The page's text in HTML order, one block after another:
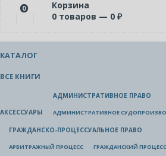
0
Корзина
0 товаров — 0 ₽
КАТАЛОГ
ВСЕ КНИГИ
АКСЕССУАРЫ
АДМИНИСТРАТИВНОЕ ПРАВО
АДМИНИСТРАТИВНОЕ
ГРАЖДАНСКО-ПРОЦЕССУАЛЬНОЕ ПРАВО
АРБИТРАЖНЫЙ ПРОЦЕСС ГРАЖДАНСКИЙ ПРОЦЕСС